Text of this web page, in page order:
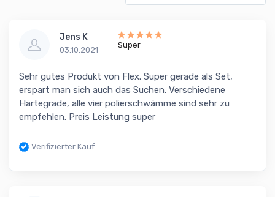
Jens K
03.10.2021
Super
Sehr gutes Produkt von Flex. Super gerade als Set,
erspart man sich auch das Suchen. Verschiedene
Härtegrade, alle vier polierschwämme sind sehr zu
empfehlen. Preis Leistung super
Verifizierter Kauf